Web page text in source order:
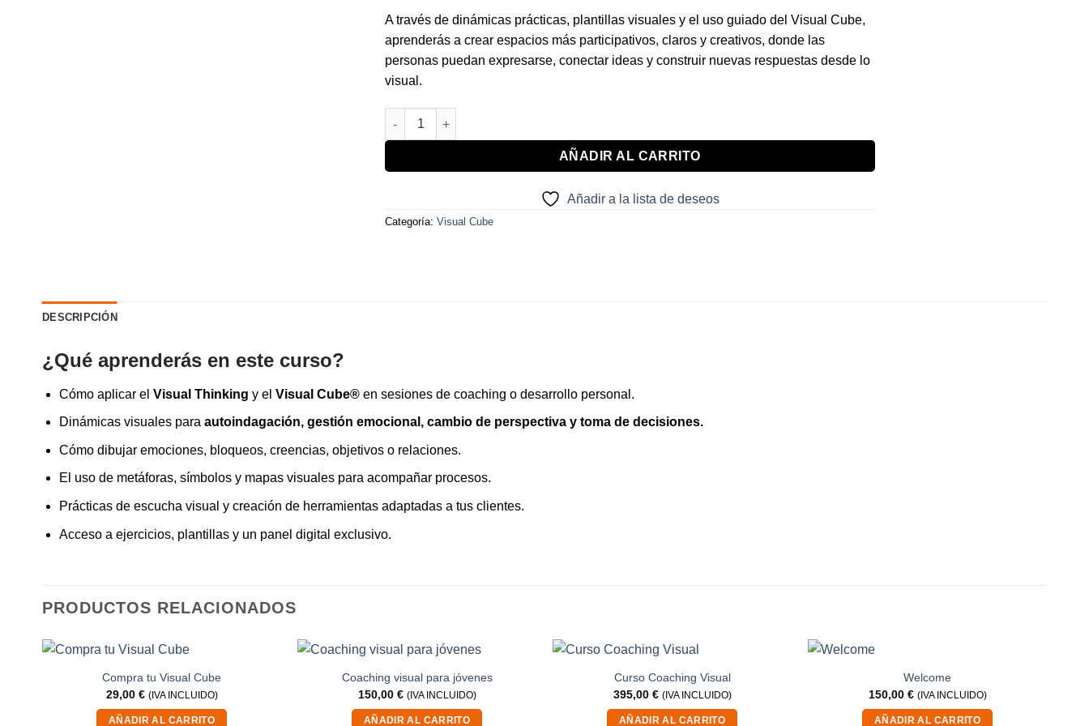
A través de dinámicas prácticas, plantillas visuales y el uso guiado del Visual Cube,
aprenderás a crear espacios más participativos, claros y creativos, donde las
personas puedan expresarse, conectar ideas y construir nuevas respuestas desde lo
visual.
Practitioner cantidad
AÑADIR AL CARRITO
Añadir a la lista de deseos
Categoría:Visual Cube
DESCRIPCIÓN
¿Qué aprenderás en este curso?
Cómo aplicar el Visual Thinking y el Visual Cube®en sesiones de coaching o desarrollo personal.
Dinámicas visuales para autoindagación, gestión emocional, cambio de perspectiva y toma de decisiones.
Cómo dibujar emociones, bloqueos, creencias, objetivos o relaciones.
El uso de metáforas, símbolos y mapas visuales para acompañar procesos.
Prácticas de escucha visual y creación de herramientas adaptadas a tus clientes.
Acceso a ejercicios, plantillas y un panel digital exclusivo.
PRODUCTOS RELACIONADOS
Compra tu Visual Cube
29,00 € (IVA INCLUIDO)
AÑADIR AL CARRITO
Coaching visual para jóvenes
150,00 € (IVA INCLUIDO)
AÑADIR AL CARRITO
Curso Coaching Visual
395,00 € (IVA INCLUIDO)
AÑADIR AL CARRITO
Welcome
150,00 € (IVA INCLUIDO)
AÑADIR AL CARRITO